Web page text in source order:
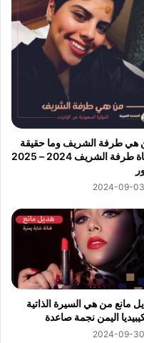
هي طرفة الشريف وما حقيقة
وفاة طرفة الشريف 2024 – 2025
2024-09-03
مانع من هي السيرة الذاتية
اليمن نجمة صاعدة
2024-09-30